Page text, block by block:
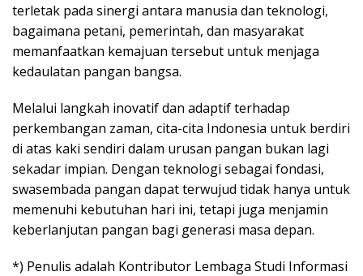
terletak pada sinergi antara manusia dan teknologi,
bagaimana petani, pemerintah, dan masyarakat
memanfaatkan kemajuan tersebut untuk menjaga
kedaulatan pangan bangsa.
Melalui langkah inovatif dan adaptif terhadap
perkembangan zaman, cita-cita Indonesia untuk berdiri
di atas kaki sendiri dalam urusan pangan bukan lagi
sekadar impian. Dengan teknologi sebagai fondasi,
swasembada pangan dapat terwujud tidak hanya untuk
memenuhi kebutuhan hari ini, tetapi juga menjamin
keberlanjutan pangan bagi generasi masa depan.
*) Penulis adalah Kontributor Lembaga Studi Informasi